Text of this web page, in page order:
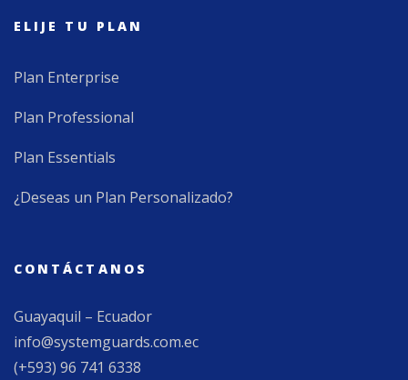
ELIJE TU PLAN
Plan Enterprise
Plan Professional
Plan Essentials
¿Deseas un Plan Personalizado?
CONTÁCTANOS
Guayaquil – Ecuador
info@systemguards.com.ec
(+593) 96 741 6338